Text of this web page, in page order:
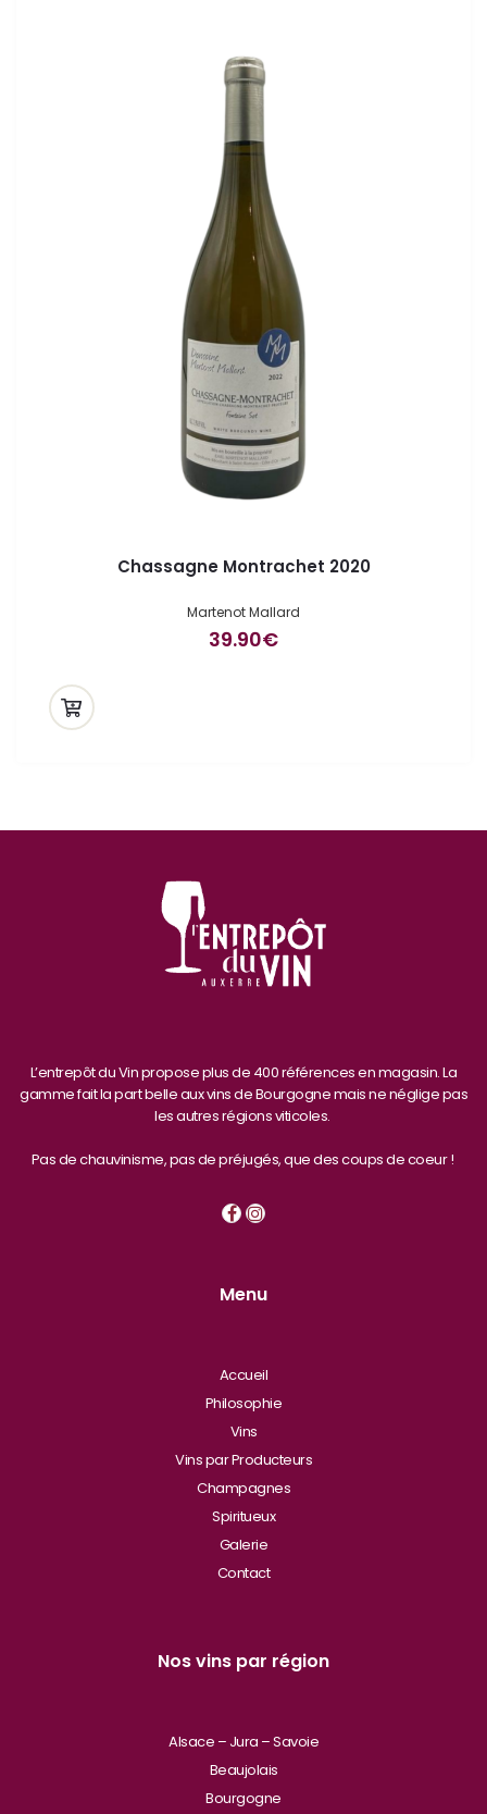
Chassagne Montrachet 2020
Martenot Mallard
39.90€
L’entrepôt du Vin propose plus de 400 références en magasin. La
gamme fait la part belle aux vins de Bourgogne mais ne néglige pas
les autres régions viticoles.
Pas de chauvinisme, pas de préjugés, que des coups de coeur !
Menu
Accueil
Philosophie
Vins
Vins par Producteurs
Champagnes
Spiritueux
Galerie
Contact
Nos vins par région
Alsace – Jura – Savoie
Beaujolais
Bourgogne